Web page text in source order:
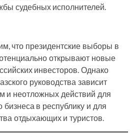
судебных исполнителей.
что президентские выборы в
открывают новые
инвесторов. Однако
руководства зависит
и неотложных действий для
бизнеса в республику и для
отдыхающих и туристов.